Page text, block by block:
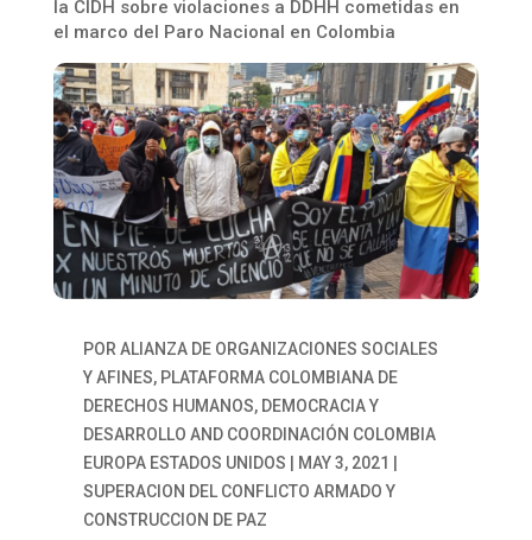
la CIDH sobre violaciones a DDHH cometidas en
el marco del Paro Nacional en Colombia
PORALIANZA DE ORGANIZACIONES SOCIALES
Y AFINES, PLATAFORMA COLOMBIANA DE
DERECHOS HUMANOS, DEMOCRACIA Y
DESARROLLO AND COORDINACIÓN COLOMBIA
EUROPA ESTADOS UNIDOS
MAY 3, 2021
SUPERACION DEL CONFLICTO ARMADO Y
CONSTRUCCION DE PAZ